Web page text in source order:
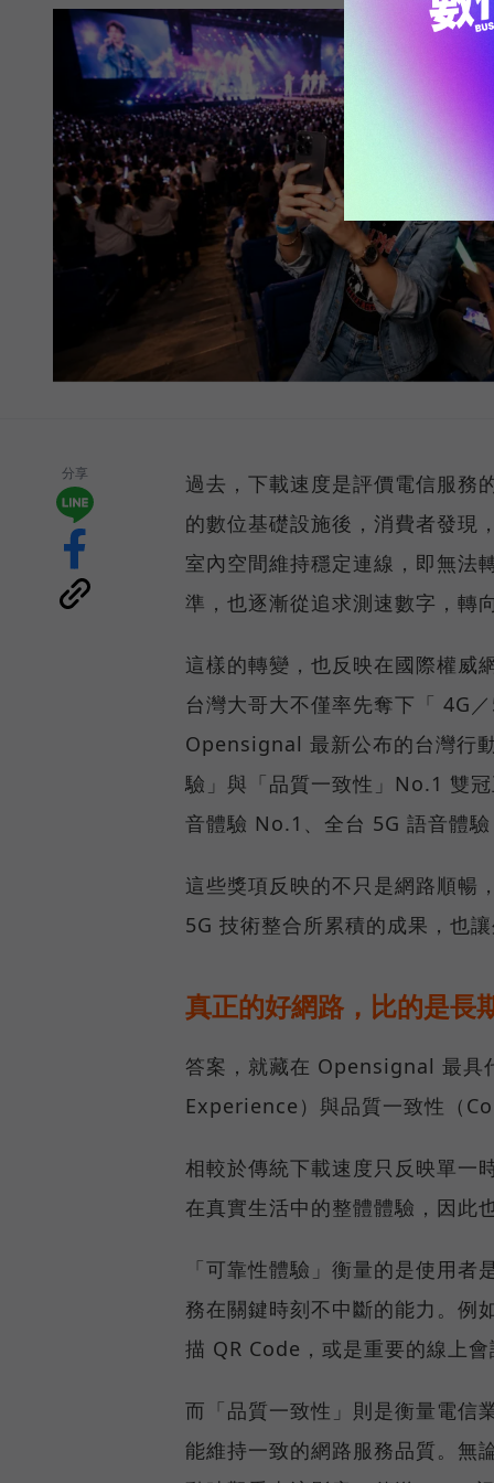
分享
過去，下載速度是評價電信服務
的數位基礎設施後，消費者發現
室內空間維持穩定連線，即無法
準，也逐漸從追求測速數字，轉
這樣的轉變，也反映在國際權
台灣大哥大不僅率先奪下「 4G
Opensignal 最新公布的台灣行
驗」與「品質一致性」No.1 雙
音體驗 No.1、全台 5G 語音體
這些獎項反映的不只是網路順暢
5G 技術整合所累積的成果，也
真正的好網路，比的是長
答案，就藏在 Opensignal 最
Experience）與品質一致性（
相較於傳統下載速度只反映單一
在真實生活中的整體體驗，因此
「可靠性體驗」衡量的是使用
務在關鍵時刻不中斷的能力。例
描 QR Code，或是重要的線上
而「品質一致性」則是衡量電信
能維持一致的網路服務品質。無